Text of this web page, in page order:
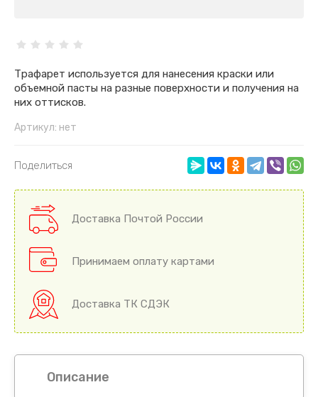
Трафарет используется для нанесения краски или
объемной пасты на разные поверхности и получения на
них оттисков.
Артикул: нет
Поделиться
Доставка Почтой России
Принимаем оплату картами
Доставка ТК СДЭК
Описание